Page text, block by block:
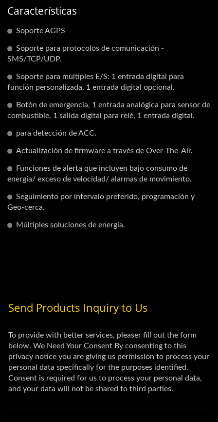
Características
Soporte AGPS
Soporte para protocolos de comunicación -
SMS/TCP/UDP.
Soporte para múltiples E/S: 1 entrada digital para
función personalizada, 1 entrada digital opcional.
Botón de emergencia, 1 entrada analógica para sensor de
combustible, 1 salida digital para relé, 1 entrada digital.
para detección de ACC.
Actualización de firmware a través de Over-The-Air.
Funciones de alerta que incluyen bajo consumo de
energía/ exceso de velocidad/ alarmas de movimiento.
Seguimiento por intervalo preferido, programación y
Geo-cerca.
Múltiples soluciones de energía.